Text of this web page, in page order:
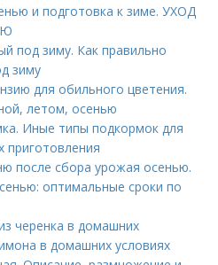
и подготовка к зиме. УХОД
под зиму. Как правильно
зиму
для обильного цветения.
летом, осенью
Иные типы подкормок для
приготовления
после сбора урожая осенью.
оптимальные сроки по
черенка в домашних
в домашних условиях